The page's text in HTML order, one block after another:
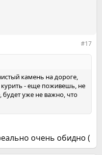
#17
камень на дороге,
- еще поживешь, не
уже не важно, что
очень обидно (